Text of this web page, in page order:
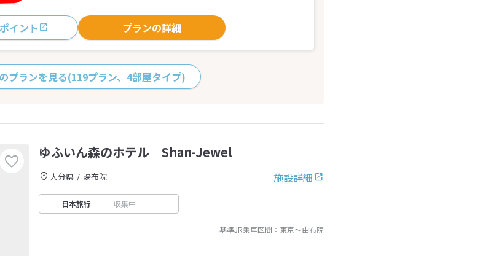
イント プランの詳細
プランを見る(119プラン、4部屋タイプ)
ゆふいん森のホテル Shan-Jewel
施設詳細
大分県 湯布院
日本旅行 収集中
基準JR乗車区間： 東京～由布院